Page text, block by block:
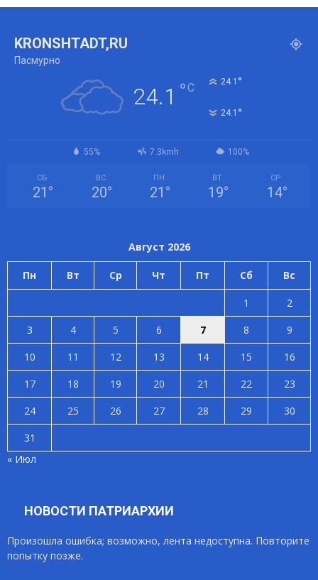
KRONSHTADT,RU
Пасмурно
24.1 °C 24.1 °
24.1 °
55% 7.3kmh 100%
СБ
21 °
ВС
20°
ПН
21 °
ВТ
19°
СР
14°
Август 2026
Пн Вт Ср Чт Пт Сб Вс
1
2
3
4 5 6 7 8
9
10
11 12 13 14 15
16
17
18 19 20 21 22
23
24
25 26 27 28 29
30
31
« Июл
НОВОСТИ ПАТРИАРХИИ
Произошла ошибка; возможно, лента недоступна. Повторите
попытку позже.